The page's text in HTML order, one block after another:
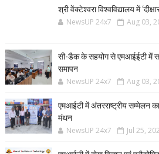
श्री वेंक्टेश्वरा विश्वविद्यालय में
NewsUP 24x7 Aug 03,
सी-डैक के सहयोग से एमआईईटी में
समापन
NewsUP 24x7 Aug 03,
एमआईटी में अंतरराष्ट्रीय सम्मेलन
मंथन
NewsUP 24x7 Jul 25,